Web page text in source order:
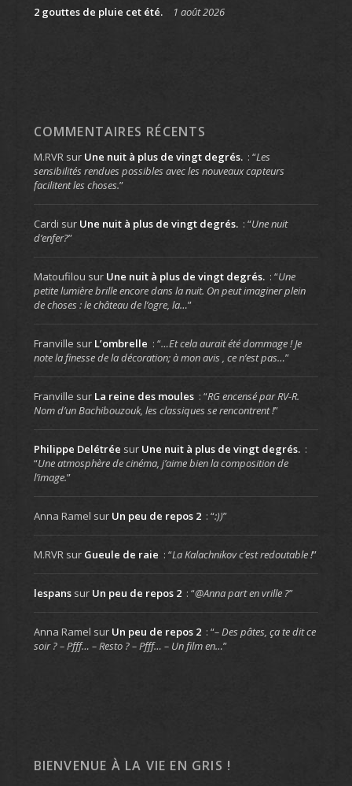
2 gouttes de pluie cet été. 1 août 2026
COMMENTAIRES RÉCENTS
M.RVRsur Une nuit à plus de vingt degrés. : “Les
sensibilités rendues possibles avec les nouveaux capteurs
facilitent les choses.”
Cardi sur Une nuit à plus de vingt degrés. : “Une nuit
d’enfer?”
Matoufilou sur Une nuit à plus de vingt degrés. : “Une
petite lumière brille encore dans la nuit. On peut imaginer plein
de choses : le château de l’ogre, la…”
Franville sur L’ombrelle : “…Et cela aurait été dommage ! Je
note la finesse de la décoration; à mon avis , ce n’est pas…”
Franville sur La reine des moules : “RG encensé par RV-R.
Nom d’un Bachibouzouk, les classiques se rencontrent !”
Philippe Delétrée sur Une nuit à plus de vingt degrés. :
“Une atmosphère de cinéma, j’aime bien la composition de
l’image.”
Anna Ramel sur Un peu de repos 2 : “:))”
M.RVRsur Gueule de raie : “La Kalachnikov c’est redoutable !”
lespanssur Un peu de repos 2 : “@Anna part en vrille ?”
Anna Ramel sur Un peu de repos 2 : “– Des pâtes, ça te dit ce
soir ? – Pfff… – Resto ? – Pfff… – Un film en…”
BIENVENUE À LA VIE EN GRIS !